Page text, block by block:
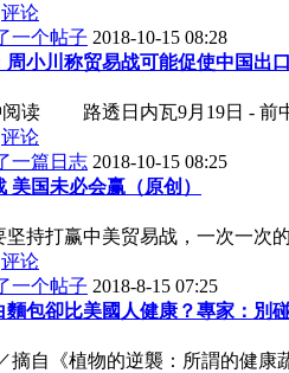
评论
一个帖子 2018-10-15 08:28
周小川称贸易战可能促使中国出
路透日内瓦9月19日 - 前中国
评论
一篇日志 2018-10-15 08:25
美国未必会赢（原创）
坚持打赢中美贸易战，一次一次
评论
一个帖子 2018-8-15 07:25
麵包卻比美國人健康？專家：別
摘自《植物的逆襲：所謂的健康